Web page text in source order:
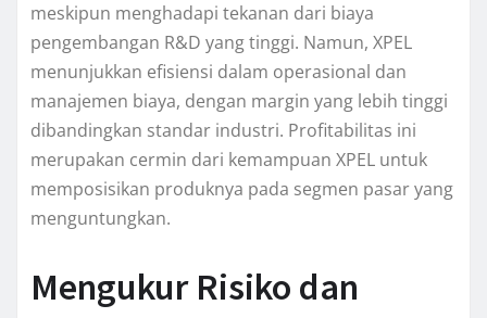
meskipun menghadapi tekanan dari biaya
pengembangan R&D yang tinggi. Namun, XPEL
menunjukkan efisiensi dalam operasional dan
manajemen biaya, dengan margin yang lebih tinggi
dibandingkan standar industri. Profitabilitas ini
merupakan cermin dari kemampuan XPEL untuk
memposisikan produknya pada segmen pasar yang
menguntungkan.
Mengukur Risiko dan